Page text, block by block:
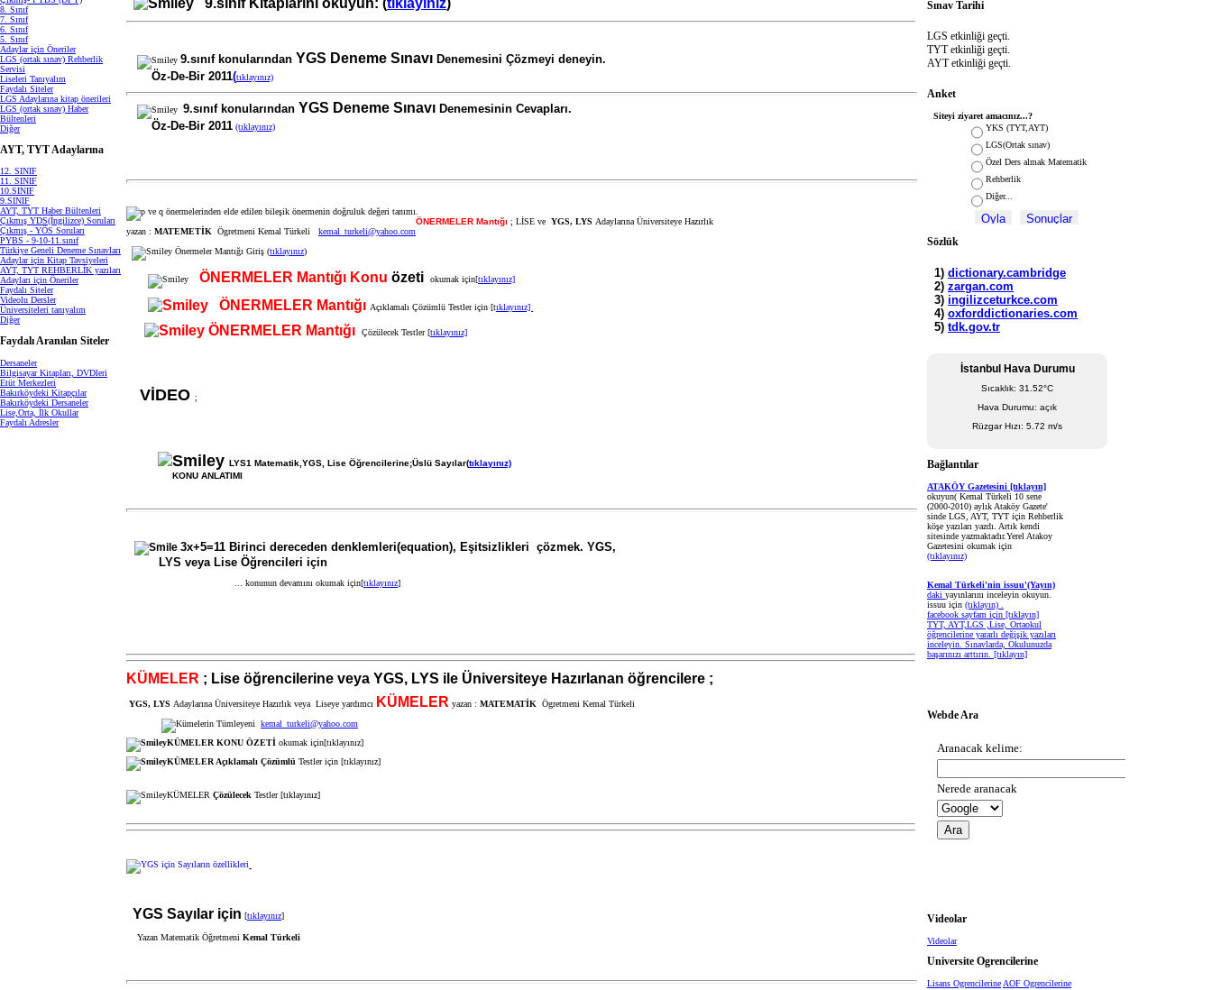
8. Sınıf
7. Sınıf
6. Sınıf
5. Sınıf
Adaylar için Öneriler
LGS (ortak sınav) Rehberlik
Servisi
Liseleri Tanıyalım
Faydalı Siteler
LGS Adaylarına kitap önerileri
LGS (ortak sınav) Haber
Bültenleri
Diğer
AYT, TYT Adaylarına
12. SINIF
11. SINIF
10.SINIF
9.SINIF
AYT, TYT Haber Bültenleri
Çıkmış YDS(İngilizce) Soruları
Çıkmış - YÖS Soruları
PYBS - 9-10-11.sınıf
Türkiye Geneli Deneme Sınavları
Adaylar için Kitap Tavsiyeleri
AYT, TYT REHBERLİK yazıları
Adayları için Öneriler
Faydalı Siteler
Videolu Dersler
Üniversiteleri tanıyalım
Diğer
Faydalı Aranılan Siteler
Dersaneler
Bilgisayar Kitapları, DVDleri
Etüt Merkezleri
Bakırköydeki Kitapçılar
Bakırköydeki Dersaneler
Lise,Orta, İlk Okullar
Faydalı Adresler
9.sınıf konularından YGS Deneme Sınavı Denemesini Çözmeyi deneyin.
Öz-De-Bir 2011(tıklayınız)
9.sınıf konularından YGS Deneme Sınavı Denemesinin Cevapları.
Öz-De-Bir 2011 (tıklayınız)
ÖNERMELER Mantığı ; LİSE ve YGS, LYS Adaylarına Üniversiteye Hazırlık
yazan : MATEMETİK Ögretmeni Kemal Türkeli kemal_turkeli@yahoo.com
Önermeler Mantığı Giriş (tıklayınız)
ÖNERMELER Mantığı Konu özeti okumak için[tıklayınız]
ÖNERMELER Mantığı Açıklamalı Çözümlü Testler için [tıklayınız]
ÖNERMELER Mantığı Çözülecek Testler [tıklayınız]
VİDEO ;
LYS1 Matematik,YGS, Lise Öğrencilerine;Üslü Sayılar(tıklayınız)
KONU ANLATIMI
3x+5=11 Birinci dereceden denklemleri(equation), Eşitsizlikleri çözmek. YGS,
LYS veya Lise Öğrencileri için
... konunun devamını okumak için[tıklayınız]
KÜMELER ; Lise öğrencilerine veya YGS, LYS ile Üniversiteye Hazırlanan öğrencilere ;
YGS, LYS Adaylarına Üniversiteye Hazırlık veya Liseye yardımcı KÜMELER yazan : MATEMATİK
Ögretmeni Kemal Türkeli
kemal_turkeli@yahoo.com
KÜMELER KONU ÖZETİ okumak için[tıklayınız]
KÜMELER Açıklamalı Çözümlü Testler için [tıklayınız]
KÜMELER Çözülecek Testler[tıklayınız]
YGS Sayılar için [tıklayınız]
Yazan Matematik Öğretmeni Kemal Türkeli
Sınav Tarihi
LGS etkinliği geçti.
TYT etkinliği geçti.
AYT etkinliği geçti.
Anket
Siteyi ziyaret amacınız...?
YKS (TYT,AYT)
LGS(Ortak sınav)
Özel Ders almak Matematik
Rehberlik
Diğer...
Sözlük
İstanbul Hava Durumu
Sıcaklık: 31.52°C
Hava Durumu: açık
Rüzgar Hızı: 5.72 m/s
Bağlantılar
ATAKÖY Gazetesini [tıklayın]
okuyun( Kemal Türkeli 10 sene
(2000-2010) aylık Ataköy Gazete'
sinde LGS, AYT, TYT için Rehberlik
köşe yazıları yazdı. Artık kendi
sitesinde yazmaktadır.Yerel Atakoy
Gazetesini okumak için
(tıklayınız)
Kemal Türkeli'nin issuu'(Yayın)
daki yayınlarını inceleyin okuyun.
issuu için (tıklayın) .
facebook sayfam için [tıklayın]
TYT, AYT,LGS ,Lise, Ortaokul
öğrencilerine yararlı değişik yazıları
inceleyin. Sınavlarda, Okulunuzda
başarınızı arttırın. [tıklayın]
Webde Ara
Videolar
Videolar
Universite Ogrencilerine
Lisans Ogrencilerine AOF Ogrencilerine